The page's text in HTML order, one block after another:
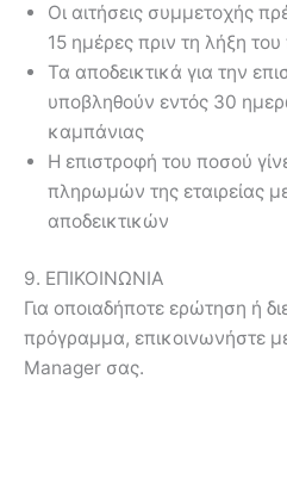
Οι αιτήσεις συμμετοχής
15 ημέρες πριν τη λήξη
Τα αποδεικτικά για την
υποβληθούν εντός 30
καμπάνιας
Η επιστροφή του ποσού
πληρωμών της εταιρείας
αποδεικτικών
9. ΕΠΙΚΟΙΝΩΝΙΑ
Για οποιαδήποτε ερώτηση ή
πρόγραμμα, επικοινωνήστε
Manager σας.